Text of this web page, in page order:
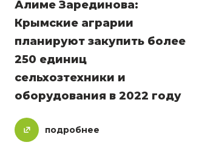
Алиме Зарединова:
Крымские аграрии
планируют закупить более
250 единиц
сельхозтехники и
оборудования в 2022 году
подробнее